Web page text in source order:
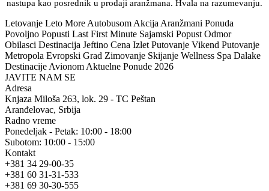
nastupa kao posrednik u prodaji aranžmana. Hvala na razumevanju.
Letovanje Leto More Autobusom Akcija Aranžmani Ponuda
Povoljno Popusti Last First Minute Sajamski Popust Odmor
Obilasci Destinacija Jeftino Cena Izlet Putovanje Vikend Putovanje
Metropola Evropski Grad Zimovanje Skijanje Wellness Spa Dalake
Destinacije Avionom Aktuelne Ponude 2026
JAVITE NAM SE
Adresa
Knjaza Miloša 263, lok. 29 - TC Peštan
Aranđelovac, Srbija
Radno vreme
Ponedeljak - Petak: 10:00 - 18:00
Subotom: 10:00 - 15:00
Kontakt
+381 34 29-00-35
+381 60 31-31-533
+381 69 30-30-555